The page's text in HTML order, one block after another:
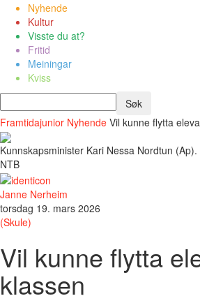
Nyhende
Kultur
Visste du at?
Fritid
Meiningar
Kviss
Framtidajunior Nyhende Vil kunne flytta
Kunnskapsminister Kari Nessa Nordtun
NTB
Janne Nerheim
torsdag 19. mars 2026
(Skule)
Vil kunne flytta
klassen